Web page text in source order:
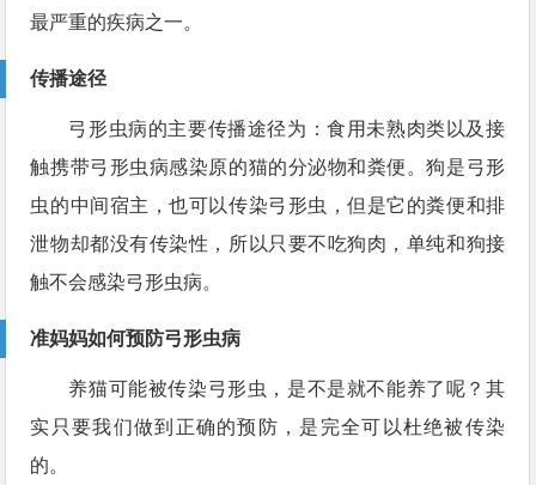
最严重的疾病之一。
传播途径
弓形虫病的主要传播途径为：食用未熟肉类以及接
触携带弓形虫病感染原的猫的分泌物和粪便。狗是弓形
虫的中间宿主，也可以传染弓形虫，但是它的粪便和排
泄物却都没有传染性，所以只要不吃狗肉，单纯和狗接
触不会感染弓形虫病。
准妈妈如何预防弓形虫病
养猫可能被传染弓形虫，是不是就不能养了呢？其
实只要我们做到正确的预防，是完全可以杜绝被传染
的。